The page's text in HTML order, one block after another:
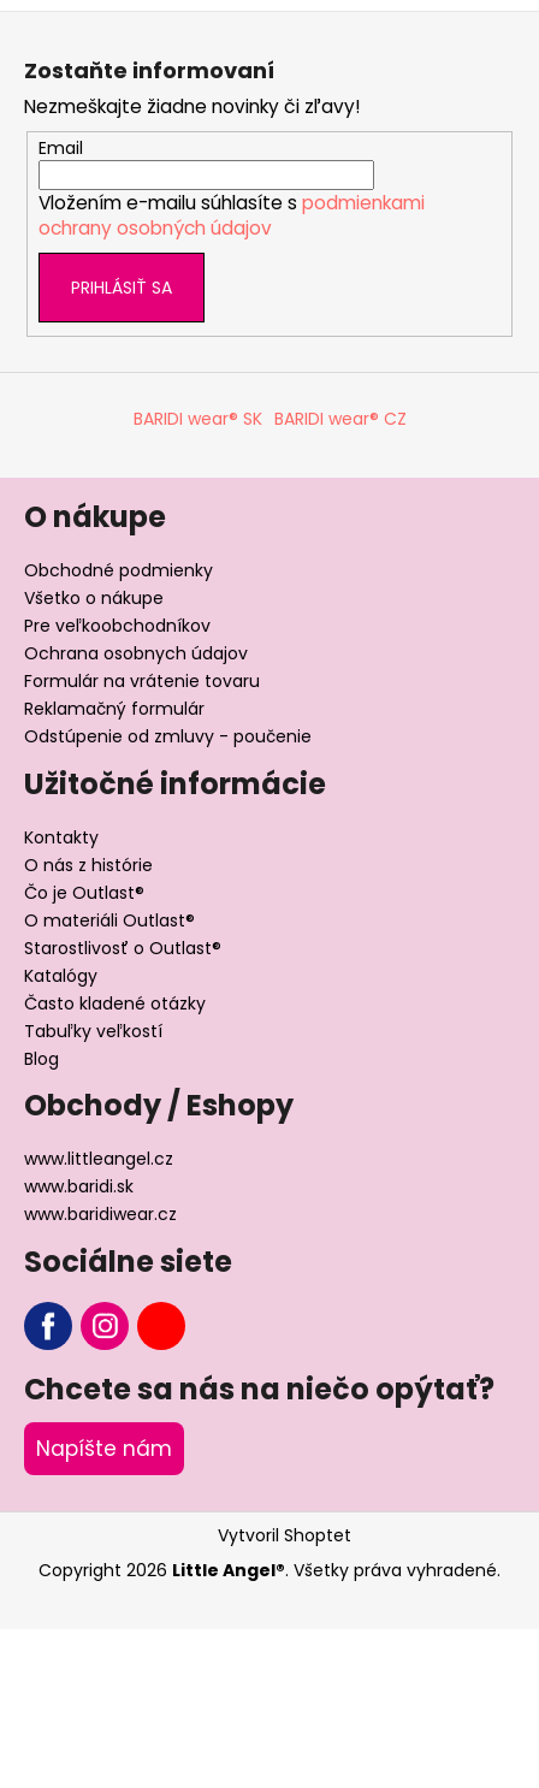
Zostaňte informovaní
Nezmeškajte žiadne novinky či zľavy!
Email
Vložením e-mailu súhlasíte s podmienkami
ochrany osobných údajov
PRIHLÁSIŤ SA
BARIDI wear® SK BARIDI wear® CZ
O nákupe
Obchodné podmienky
Všetko o nákupe
Pre veľkoobchodníkov
Ochrana osobnych údajov
Formulár na vrátenie tovaru
Reklamačný formulár
Odstúpenie od zmluvy - poučenie
Užitočné informácie
Kontakty
O nás z histórie
Čo je Outlast®
O materiáli Outlast®
Starostlivosť o Outlast®
Katalógy
Často kladené otázky
Tabuľky veľkostí
Blog
Obchody / Eshopy
www.littleangel.cz
www.baridi.sk
www.baridiwear.cz
Sociálne siete
Chcete sa nás na niečo opýtať?
Napíšte nám
Vytvoril Shoptet
Copyright 2026 Little Angel®. Všetky práva vyhradené.